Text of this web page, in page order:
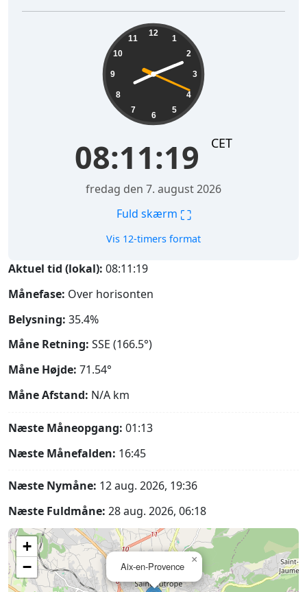
12
1
2
3
4
5
6
7
8
9
10
11
08:11:20 CET
fredag den 7. august 2026
Fuld skærm ⛶
Vis 12-timers format
Aktuel tid (lokal): 08:11:20
Månefase: Over horisonten
Belysning: 35.4%
Måne Retning: SSE (166.5°)
Måne Højde: 71.54°
Måne Afstand: N/A km
Næste Måneopgang: 01:13
Næste Månefalden: 16:45
Næste Nymåne: 12 aug. 2026, 19:36
Næste Fuldmåne: 28 aug. 2026, 06:18
Aix-en-Provence
×
+
−